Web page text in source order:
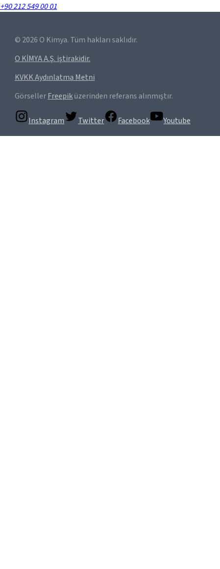
+90 212 549 00 01
© 2026 O Kimya. Tüm hakları saklıdır.
O KİMYA A.Ş. iştirakidir.
KVKK Aydınlatma Metni
GörsellerFreepiküzerinden referans alınmıştır.
Instagram Twitter Facebook Youtube